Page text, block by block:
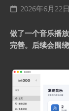
2026年6月22日
做了一个音乐播
完善。后续会围